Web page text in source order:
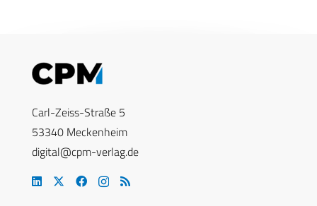
Carl-Zeiss-Straße 5
53340 Meckenheim
digital@cpm-verlag.de